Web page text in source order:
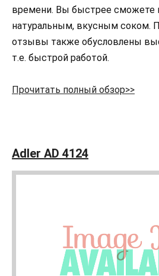
времени. Вы быстрее сможете
натуральным, вкусным соком.
отзывы также обусловлены
т.е. быстрой работой.
Прочитать полный обзор>>
Adler AD 4124